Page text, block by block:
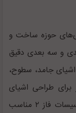
حوزه ساخت و
و سه بعدی دقیق
جامد، سطوح،
طراحی اشیای
مختلف و نقشه کشی و طراحی پلان و تاسیسات فاز ۲ مناسب